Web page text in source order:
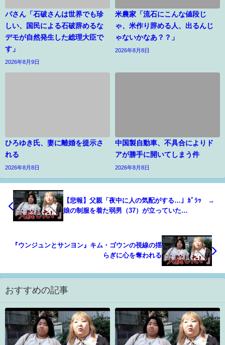
パさん「石破さんは世界でも珍
しい、国民による石破辞めるな
デモが自然発生した総理大臣で
す」
2026年8月9日
米農家「流石にこんな値段じ
ゃ、米作り辞める人、出るんじ
ゃないかなあ？？」
2026年8月8日
ひろゆき氏、妻に離婚を提示さ
れる
2026年8月8日
中国製自動車、不具合によりド
アが勝手に開いてしまう件
2026年8月8日
【悲報】父親「夜中に人の気配がする…」ｶﾞﾗｯ →
娘の制服を着た弱男（37）が立っていた
『ウンジュンとサンヨン』キム・ゴウンの視線の揺
らぎに心を奪われる
おすすめの記事